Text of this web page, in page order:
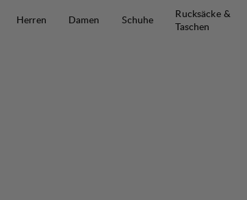
Herren
Damen Schuhe
Rucksäcke &
Taschen